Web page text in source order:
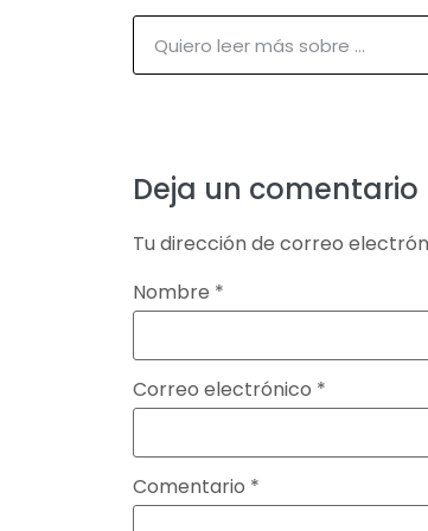
Deja un comentario
Tu dirección de correo
Nombre *
Correo electrónico *
Comentario *